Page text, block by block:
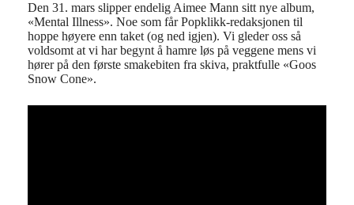
Den 31. mars slipper endelig Aimee Mann sitt nye album,
«Mental Illness». Noe som får Popklikk-redaksjonen til
hoppe høyere enn taket (og ned igjen). Vi gleder oss så
voldsomt at vi har begynt å hamre løs på veggene mens vi
hører på den første smakebiten fra skiva, praktfulle «Goos
Snow Cone».